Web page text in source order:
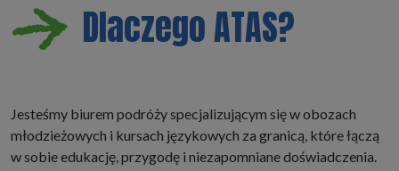
Dlaczego ATAS?
Jesteśmy biurem podróży specjalizującym się w obozach
młodzieżowych i kursach językowych za granicą, które łączą
w sobie edukację, przygodę i niezapomniane doświadczenia.